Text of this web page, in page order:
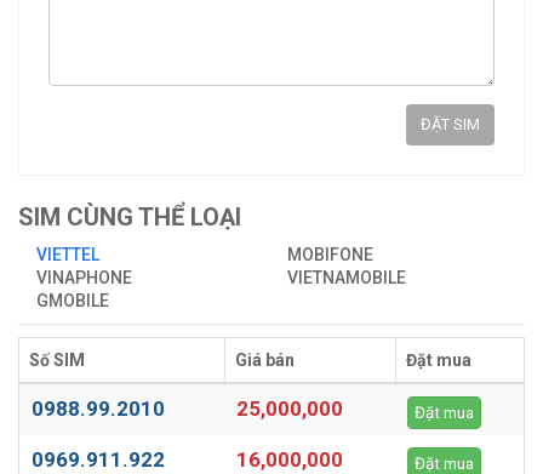
ĐẶT SIM
SIM CÙNG THỂ LOẠI
VIETTEL
MOBIFONE
VINAPHONE
VIETNAMOBILE
GMOBILE
Số SIM Giá bán Đặt mua
0988.99.2010 25,000,000 Đặt mua
0969.911.922 16,000,000 Đặt mua